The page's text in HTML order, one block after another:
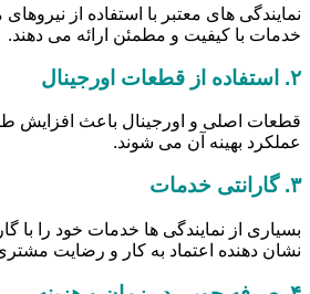
نمایندگی های معتبر با استفاده از
خدمات با کیفیت و مطمئن ارائه می دهند.
۲. استفاده از قطعات اورجینال
قطعات اصلی و اورجینال باعث افزایش
عملکرد بهینه آن می شوند.
۳. گارانتی خدمات
بسیاری از نمایندگی ها خدمات خود را با
نشان دهنده اعتماد به کار و رضایت